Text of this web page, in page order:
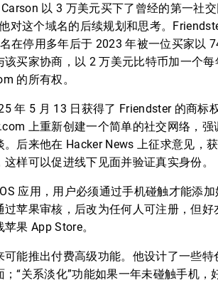
以 3 万美元买下了曾经的第一社
对这个域名的后续规划和思考。
在停用多年后于 2023 年被一位买家以
买家协商，以 2 万美元比特币加一个
的所有权。
年 5 月 13 日获得了 Friendster 的商标
上重新创建一个简单的社交网络，
后来他在 Hacker News 上征求意见，
样可以促进线下见面并验证真实身份。
应用，用户必须通过手机碰触才能添
过苹果审核，后改为任何人可注册，但
果 App Store。
能推出付费高级功能。他设计了一些特
“关系淡化”功能如果一年未碰触手机